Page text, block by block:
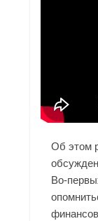
Об этом
Во-